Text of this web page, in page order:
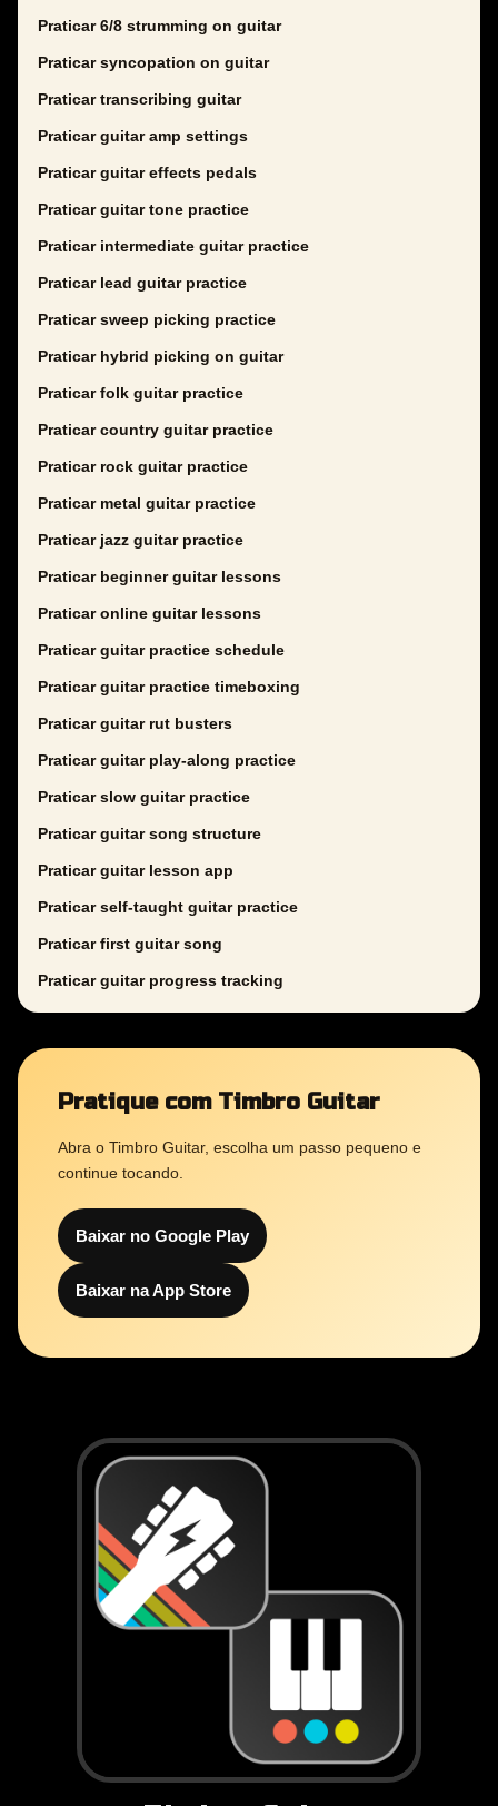
Praticar 6/8 strumming on guitar
Praticar syncopation on guitar
Praticar transcribing guitar
Praticar guitar amp settings
Praticar guitar effects pedals
Praticar guitar tone practice
Praticar intermediate guitar practice
Praticar lead guitar practice
Praticar sweep picking practice
Praticar hybrid picking on guitar
Praticar folk guitar practice
Praticar country guitar practice
Praticar rock guitar practice
Praticar metal guitar practice
Praticar jazz guitar practice
Praticar beginner guitar lessons
Praticar online guitar lessons
Praticar guitar practice schedule
Praticar guitar practice timeboxing
Praticar guitar rut busters
Praticar guitar play-along practice
Praticar slow guitar practice
Praticar guitar song structure
Praticar guitar lesson app
Praticar self-taught guitar practice
Praticar first guitar song
Praticar guitar progress tracking
Pratique com Timbro Guitar
Abra o Timbro Guitar, escolha um passo pequeno e
continue tocando.
Baixar no Google Play
Baixar na App Store